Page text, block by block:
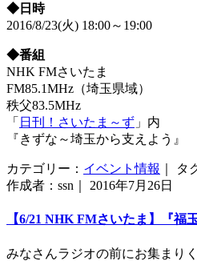
◆日時
2016/8/23(火) 18:00～19:00
◆番組
NHK FMさいたま
FM85.1MHz（埼玉県域）
秩父83.5MHz
「 日刊！さいたま～ず 」内
『きずな～埼玉から支えよう』
カテゴリー： イベント情報 ｜ タ
作成者：ssn｜ 2016年7月26日
【6/21 NHK FMさいたま】『福
みなさんラジオの前にお集まり